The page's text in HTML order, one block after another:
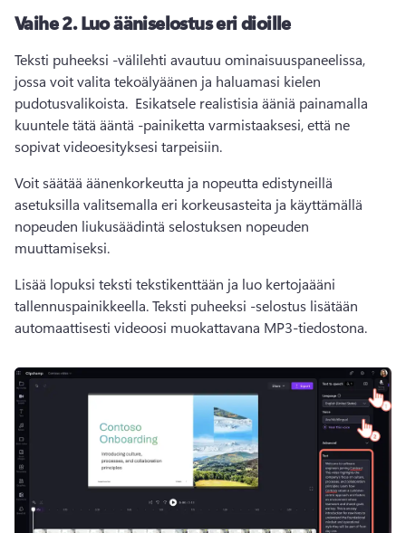
Vaihe 2.Luo ääniselostus eri dioille
Teksti puheeksi -välilehti avautuu ominaisuuspaneelissa,
jossa voit valita tekoälyäänen ja haluamasi kielen
pudotusvalikoista. Esikatsele realistisia ääniä painamalla
kuuntele tätä ääntä -painiketta varmistaaksesi, että ne
sopivat videoesityksesi tarpeisiin.
Voit säätää äänenkorkeutta ja nopeutta edistyneillä
asetuksilla valitsemalla eri korkeusasteita ja käyttämällä
nopeuden liukusäädintä selostuksen nopeuden
muuttamiseksi.
Lisää lopuksi teksti tekstikenttään ja luo kertojaääni
tallennuspainikkeella. Teksti puheeksi -selostus lisätään
automaattisesti videoosi muokattavana MP3-tiedostona.